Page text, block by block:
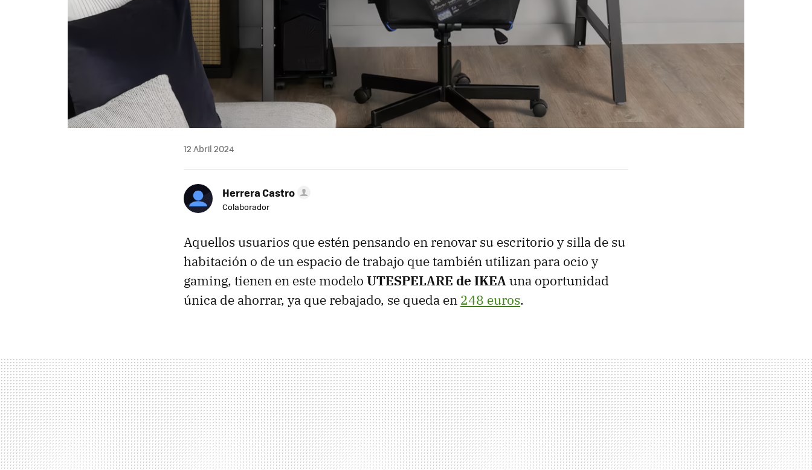
12 Abril 2024
Herrera Castro
Colaborador
Aquellos usuarios que estén pensando en renovar su escritorio y silla de su
habitación o de un espacio de trabajo que también utilizan para ocio y
gaming, tienen en este modelo UTESPELARE de IKEAuna oportunidad
única de ahorrar, ya que rebajado, se queda en 248 euros.